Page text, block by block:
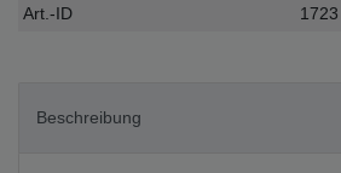
Technisches
Wert
Art.-ID 1723
Beschreibung